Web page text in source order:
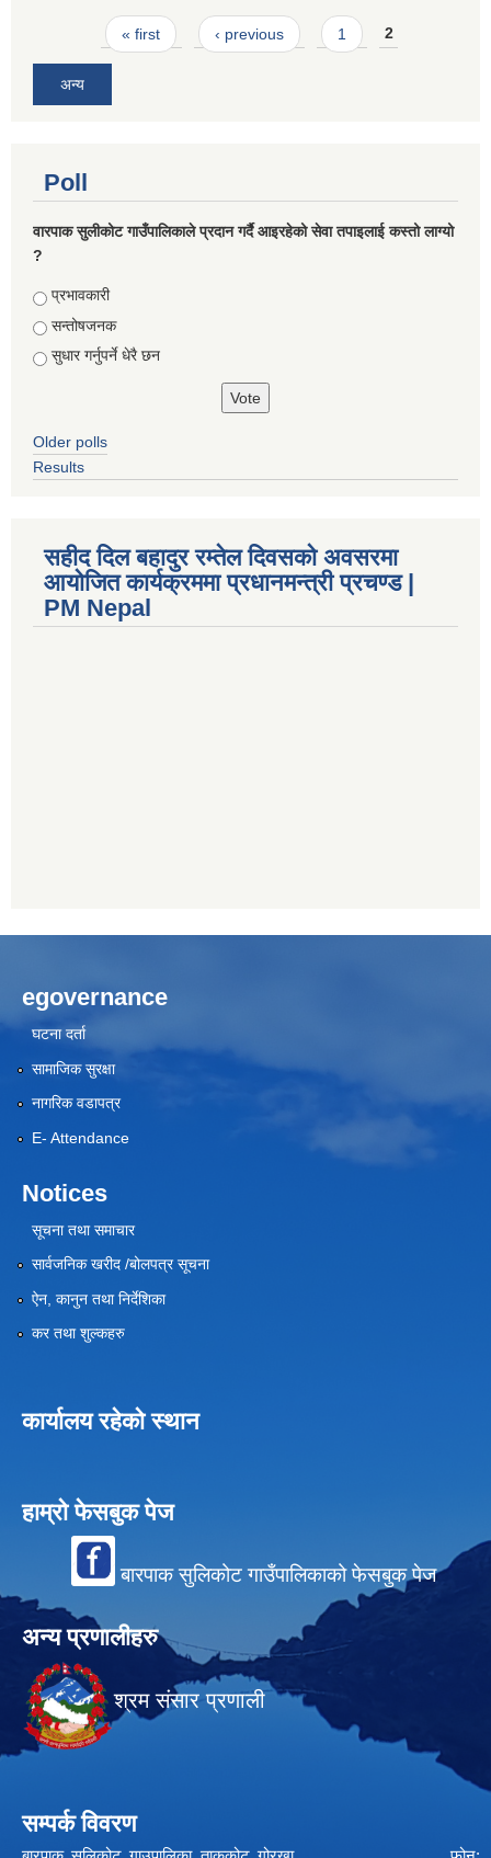
Pages« first ‹ previous 1 2
अन्य
Poll
वारपाक सुलीकोट गाउँपालिकाले प्रदान गर्दै आइरहेको सेवा तपाइलाई कस्तो लाग्यो
?
Choices
प्रभावकारी
सन्तोषजनक
सुधार गर्नुपर्ने धेरै छन
Older polls
Results
सहीद दिल बहादुर रम्तेल दिवसको अवसरमा
आयोजित कार्यक्रममा प्रधानमन्त्री प्रचण्ड |
PM Nepal
egovernance
घटना दर्ता
सामाजिक सुरक्षा
नागरिक वडापत्र
E- Attendance
Notices
सूचना तथा समाचार
सार्वजनिक खरीद /बोलपत्र सूचना
ऐन, कानुन तथा निर्देशिका
कर तथा शुल्कहरु
कार्यालय रहेको स्थान
हाम्रो फेसबुक पेज
बारपाक सुलिकोट गाउँपालिकाको फेसबुक पेज
अन्य प्रणालीहरु
श्रम संसार प्रणाली
सम्पर्क विवरण